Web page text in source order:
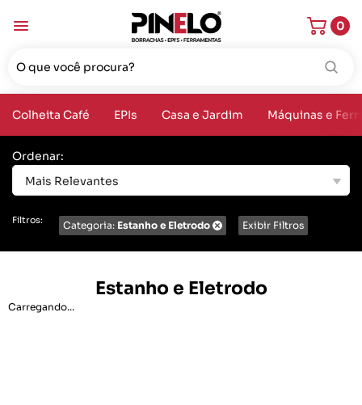
0
Colheita Café EPIs Casa e Jardim Máquinas e
Ordenar:
Mais Relevantes
Filtros: Categoria: Estanho e Eletrodo Exibir Filtros
Estanho e Eletrodo
Carregando...